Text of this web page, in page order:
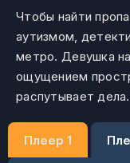
Чтобы найти
аутизмом,
метро. Девушка
ощущением
распутывает дела.
Плеер 1